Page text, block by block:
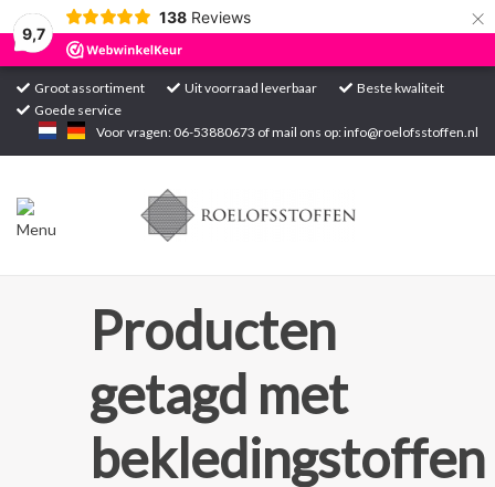
9,7
138 Reviews ×
Groot assortiment Uit voorraad leverbaar
Beste kwaliteit
Goede service
Voor vragen: 06-53880673 of mail ons op:info@roelofsstoffen.nl
Home
Producten
getagd met
bekledingstoffen